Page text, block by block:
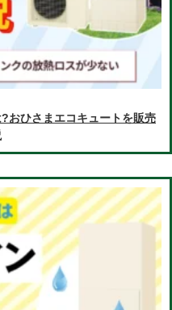
おひさまエコキュートを販売